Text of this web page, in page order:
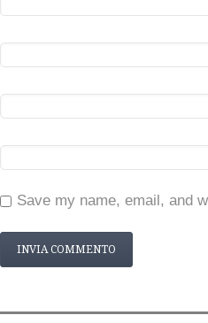
Save my name, email, and